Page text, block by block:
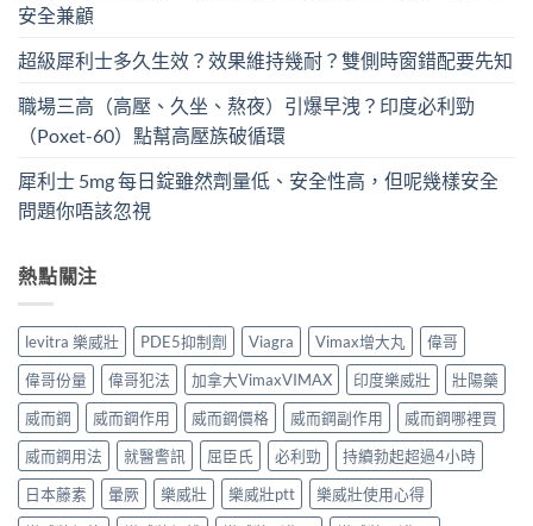
安全兼顧
超級犀利士多久生效？效果維持幾耐？雙側時窗錯配要先知
職場三高（高壓、久坐、熬夜）引爆早洩？印度必利勁
（Poxet-60）點幫高壓族破循環
犀利士 5mg 每日錠雖然劑量低、安全性高，但呢幾樣安全
問題你唔該忽視
熱點關注
levitra 樂威壯 PDE5抑制劑 Viagra Vimax增大丸
偉哥
偉哥份量
偉哥犯法 加拿大VimaxVIMAX 印度樂威壯
壯陽藥
威而鋼
威而鋼作用 威而鋼價格 威而鋼副作用
威而鋼哪裡買
威而鋼用法
就醫警訊 屈臣氏 必利勁
持續勃起超過4小時
日本藤素
暈厥 樂威壯 樂威壯ptt
樂威壯使用心得